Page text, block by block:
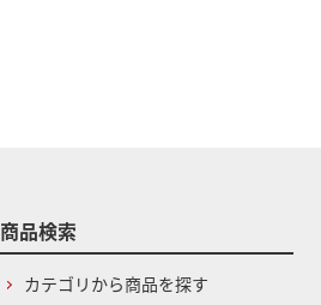
商品検索
カテゴリから商品を探す